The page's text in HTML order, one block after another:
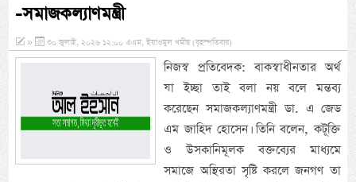
-সমাজকল্যাণমন্ত্রী
» ৩০ জুলাই, ২০২৬ ১২:০০ এএম, ইয়াওমুল খমীছ (বৃহস্পতিবার)
নিজস্ব প্রতিবেদক: বাকস্বাধীনতার অর্থ
যা ইচ্ছা তাই বলা নয় বলে মন্তব্য
করেছেন সমাজকল্যাণমন্ত্রী ডা. এ জেড
এম জাহিদ হোসেন। তিনি বলেন, কটূক্তি
ও উসকানিমূলক বক্তব্যের মাধ্যমে
সমাজে অস্থিরতা সৃষ্টি করলে জনগণ তা